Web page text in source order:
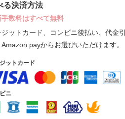
る決済方法
手数料はすべて無料
ジットカード、コンビニ後払い、代金引
payからお選びいただけます。
ットカード
ニ